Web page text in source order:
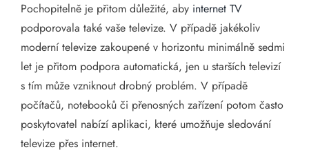
Pochopitelně je přitom důležité, aby internet TV
podporovala také vaše televize. V případě jakékoliv
moderní televize zakoupené v horizontu minimálně sedmi
let je přitom podpora automatická, jen u starších televizí
s tím může vzniknout drobný problém. V případě
počítačů, notebooků či přenosných zařízení potom často
poskytovatel nabízí aplikaci, které umožňuje sledování
televize přes internet.